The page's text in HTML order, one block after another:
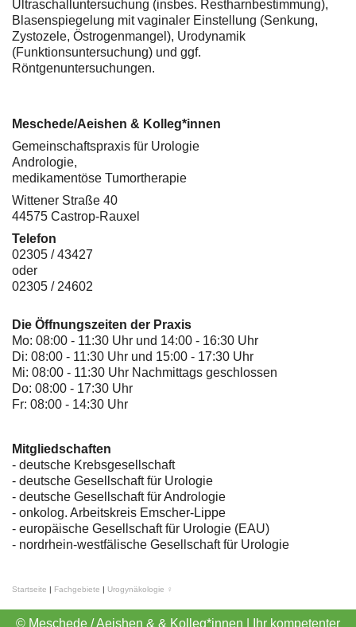
Ultraschalluntersuchung (insbes. Restharnbestimmung),
Blasenspiegelung mit vaginaler Einstellung (Senkung,
Zystozele, Östrogenmangel), Urodynamik
(Funktionsuntersuchung) und ggf.
Röntgenuntersuchungen.
Meschede/Aeishen & Kolleg*innen
Gemeinschaftspraxis für Urologie
Andrologie,
medikamentöse Tumortherapie
Wittener Straße 40
44575 Castrop-Rauxel
Telefon
02305 / 43427
oder
02305 / 24602
Die Öffnungszeiten der Praxis
Mo: 08:00 - 11:30 Uhr und 14:00 - 16:30 Uhr
Di: 08:00 - 11:30 Uhr und 15:00 - 17:30 Uhr
Mi: 08:00 - 11:30 Uhr Nachmittags geschlossen
Do: 08:00 - 17:30 Uhr
Fr: 08:00 - 14:30 Uhr
Mitgliedschaften
- deutsche Krebsgesellschaft
- deutsche Gesellschaft für Urologie
- deutsche Gesellschaft für Andrologie
- onkolog. Arbeitskreis Emscher-Lippe
- europäische Gesellschaft für Urologie (EAU)
- nordrhein-westfälische Gesellschaft für Urologie
Startseite | Fachgebiete | Urogynäkologie ♀
© Meschede / Aeishen & & Kolleg*innen | Ihr kompetenter